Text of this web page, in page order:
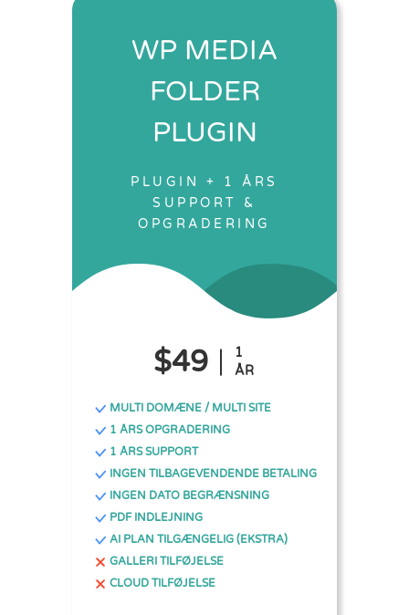
WP MEDIA
FOLDER
PLUGIN
PLUGIN + 1 ÅRS
SUPPORT &
OPGRADERING
$49
1
ÅR
MULTI DOMÆNE / MULTI SITE
1 ÅRS OPGRADERING
1 ÅRS SUPPORT
INGEN TILBAGEVENDENDE BETALING
INGEN DATO BEGRÆNSNING
PDF INDLEJNING
AI PLAN TILGÆNGELIG (EKSTRA)
GALLERI TILFØJELSE
CLOUD TILFØJELSE